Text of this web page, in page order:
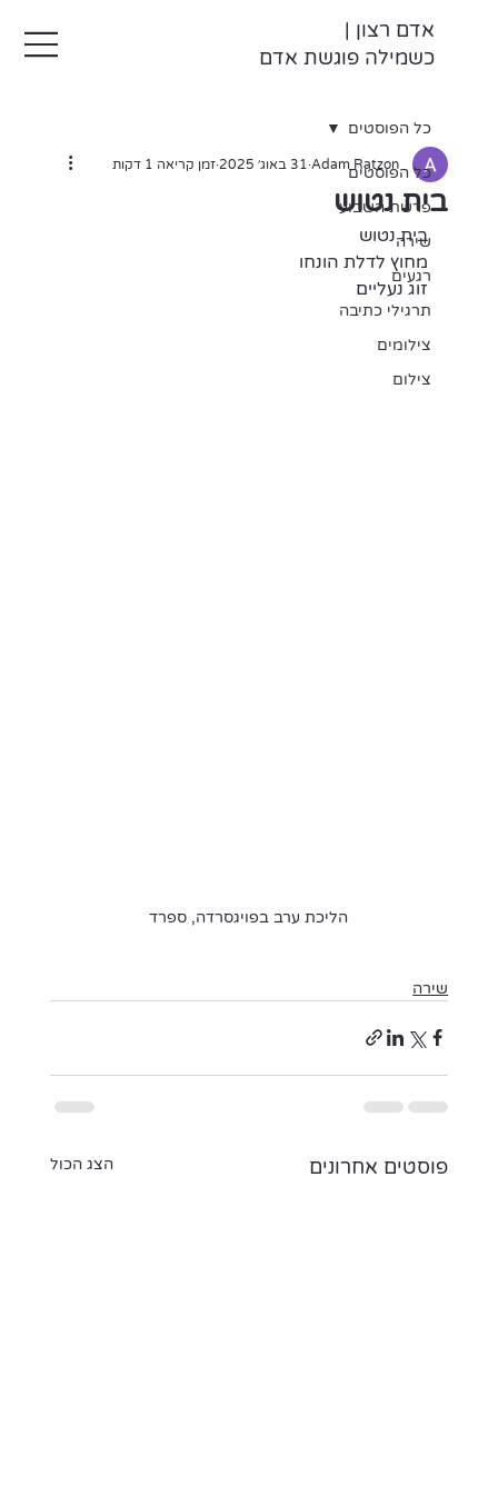
אדם רצון |
כשמילה פוגשת אדם
כל הפוסטים
פרשת השבוע
שירה
רגעים
תרגילי כתיבה
צילומים
צילום
כל הפוסטים
בית נטוש
Adam Ratzon 31 באוג׳ 2025 זמן קריאה 1 דקות
בית נטוש
מחוץ לדלת הונחו
זוג נעליים
הליכת ערב בפויגסרדה, ספרד
שירה
פוסטים אחרונים הצג הכול